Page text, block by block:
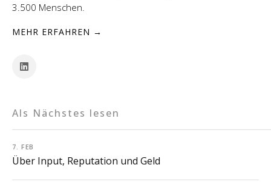
3.500 Menschen.
MEHR ERFAHREN →
Als Nächstes lesen
7. FEB
Über Input, Reputation und Geld